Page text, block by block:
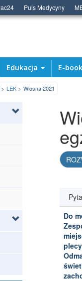
Puls Medycyny
Edukacja E-
LEK Wiosna 2021
Do